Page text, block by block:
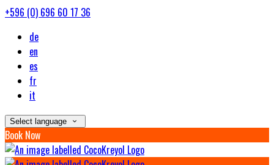
+596 (0) 696 60 17 36
de
en
es
fr
it
Select language
Book Now